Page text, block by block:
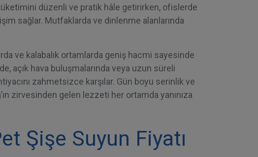
düzenli ve pratik hâle getirirken, ofislerde
sağlar. Mutfaklarda ve dinlenme alanlarında
ve kalabalık ortamlarda geniş hacmi sayesinde
açık hava buluşmalarında veya uzun süreli
zahmetsizce karşılar. Gün boyu serinlik ve
zirvesinden gelen lezzeti her ortamda yanınıza
Şişe Suyun Fiyatı